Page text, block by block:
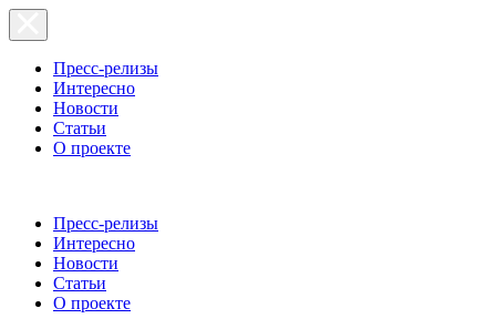
Пресс-релизы
Интересно
Новости
Статьи
О проекте
Пресс-релизы
Интересно
Новости
Статьи
О проекте